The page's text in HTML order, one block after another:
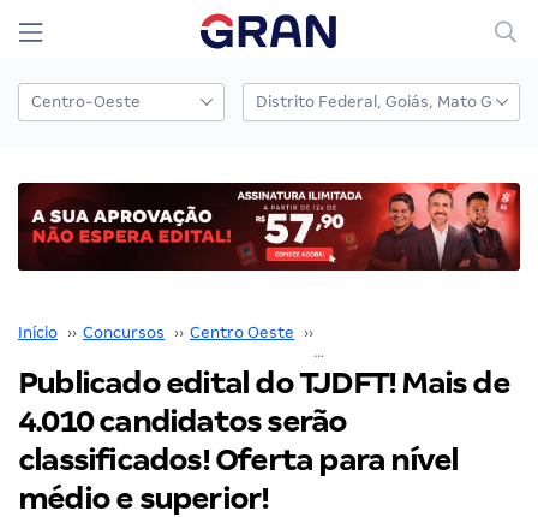
Início ›› Concursos ›› Centro Oeste ››
Publicado edital do TJDFT! Mais de
4.010 candidatos serão
classificados! Oferta para nível
médio e superior!